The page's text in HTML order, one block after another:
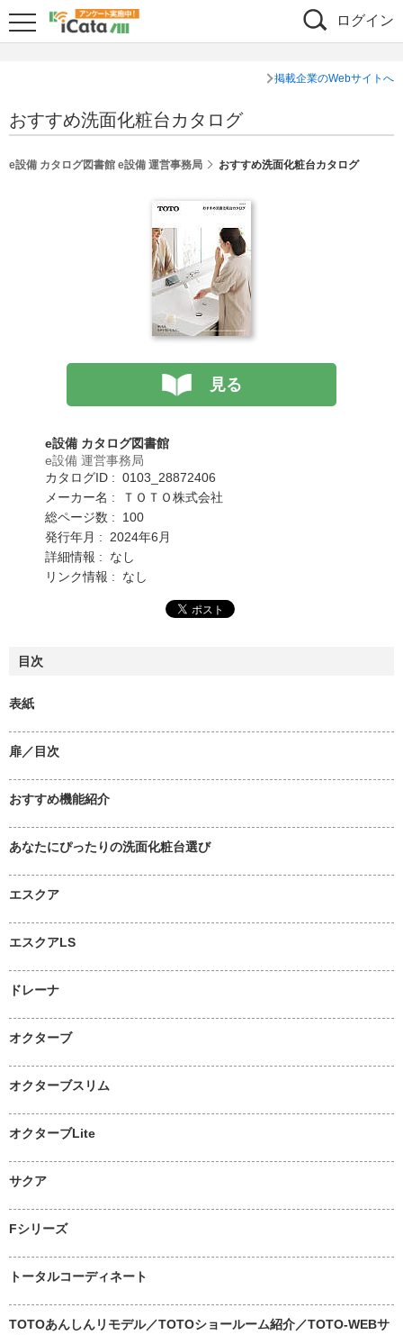
ログイン
掲載企業のWebサイトへ
おすすめ洗面化粧台カタログ
e設備 カタログ図書館 e設備 運営事務局 おすすめ洗面化粧台カタログ
見る
e設備 カタログ図書館
e設備 運営事務局
カタログID : 0103_28872406
メーカー名 : ＴＯＴＯ株式会社
総ページ数 : 100
発行年月 : 2024年6月
詳細情報 : なし
リンク情報 : なし
目次
表紙
扉／目次
おすすめ機能紹介
あなたにぴったりの洗面化粧台選び
エスクア
エスクアLS
ドレーナ
オクターブ
オクターブスリム
オクターブLite
サクア
Fシリーズ
トータルコーディネート
TOTOあんしんリモデル／TOTOショールーム紹介／TOTO-WEBサ